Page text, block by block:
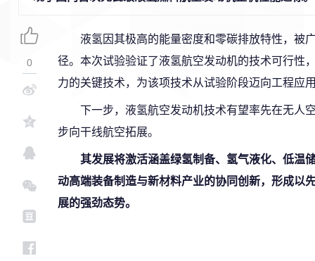
液氢因其极高的能量密度和零碳排放特性，被
径。本次试验验证了液氢航空发动机的技术可行性
力的关键技术，为该项技术从试验阶段迈向工程应
下一步，液氢航空发动机技术有望率先在无人
步向干线航空拓展。
其发展将激活涵盖绿氢制备、氢气液化、低温
动高端装备制造与新材料产业的协同创新，形成以
展的强劲态势。
0